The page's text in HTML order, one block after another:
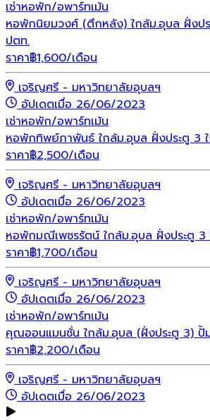
เช่าหอพัก/อพาร์ทเม้น
หอพักนิยมวงศ์ (ตึกหลัง) ใกล้ม.อุบล ฝั่งป
ปตท.
ราคา฿1,600/เดือน
เจริญศรี - มหาวิทยาลัยอุบลฯ
อัปเดตเมื่อ 26/06/2023
เช่าหอพัก/อพาร์ทเม้น
หอพักทิพย์ภาพันธ์ ใกล้ม.อุบล ฝั่งประตู 3
ราคา฿2,500/เดือน
เจริญศรี - มหาวิทยาลัยอุบลฯ
อัปเดตเมื่อ 26/06/2023
เช่าหอพัก/อพาร์ทเม้น
หอพักมณีเพชรรัตน์ ใกล้ม.อุบล ฝั่งประตู 3
ราคา฿1,700/เดือน
เจริญศรี - มหาวิทยาลัยอุบลฯ
อัปเดตเมื่อ 26/06/2023
เช่าหอพัก/อพาร์ทเม้น
คุณออนแมนชั่น ใกล้ม.อุบล (ฝั่งประตู 3) ปั้
ราคา฿2,200/เดือน
เจริญศรี - มหาวิทยาลัยอุบลฯ
อัปเดตเมื่อ 26/06/2023